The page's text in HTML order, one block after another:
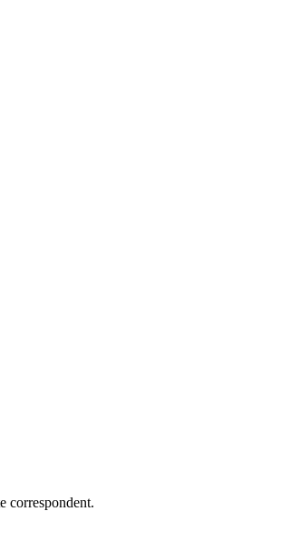
correspondent.